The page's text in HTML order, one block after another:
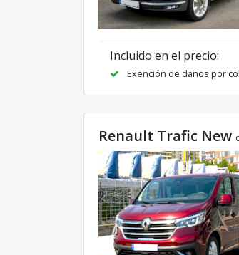
Incluido en el precio:
Exención de daños por
Renault Trafic New